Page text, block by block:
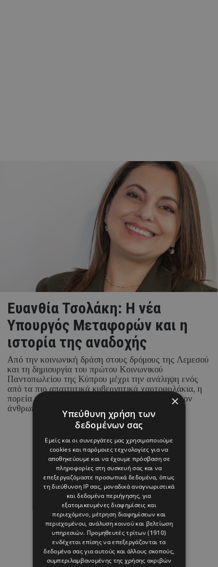
Ευανθία Τσολάκη: Η νέα
Υπουργός Μεταφορών και η
ιστορία της αναδοχής
Από την κοινωνική δράση στους δρόμους της Λεμεσού
και τη δημιουργία του πρώτου Κοινωνικού
Παντοπωλείου της Κύπρου μέχρι την ανάληψη ενός
από τα πιο απαιτητικά κυβερνητικά χαρτοφυλάκια, η
πορεία της νέας Υπουργού έχει στο επίκεντρο τον
άνθρωπο.
05 ΑΥΓΟΥΣΤΟΥ 26 - 15:14
Μαρία Καραμάνου
×
Υπεύθυνη χρήση των
δεδομένων σας
Εμείς και οι συνεργάτες μας χρησιμοποιούμε
cookies και παρόμοιες τεχνολογίες για να
αποθηκεύουμε και να έχουμε πρόσβαση σε
πληροφορίες στη συσκευή σας και να
επεξεργαζόμαστε προσωπικά δεδομένα, όπως
τη διεύθυνση IP σας, μοναδικά αναγνωριστικά
και δεδομένα περιήγησης, για
εξατομικευμένες διαφημίσεις και
περιεχόμενο, μέτρηση διαφημίσεων και
περιεχομένου, ανάλυση κοινού και βελτίωση
υπηρεσιών. Προμηθευτές τρίτων (1910)
ενδέχεται επίσης να επεξεργάζονται τα
δεδομένα σας για αυτούς και άλλους σκοπούς,
συμπεριλαμβανομένης της χρήσης ακριβών